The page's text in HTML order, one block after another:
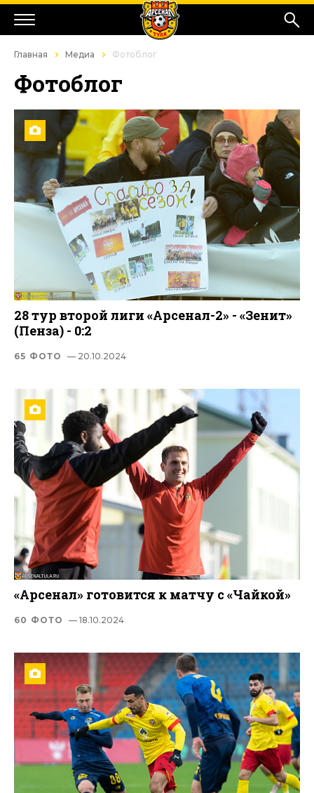
Главная Медиа Фотоблог
Фотоблог
28 тур второй лиги «Арсенал-2» - «Зенит»
(Пенза) - 0:2
65 ФОТО — 20.10.2024
«Арсенал» готовится к матчу с «Чайкой»
60 ФОТО — 18.10.2024